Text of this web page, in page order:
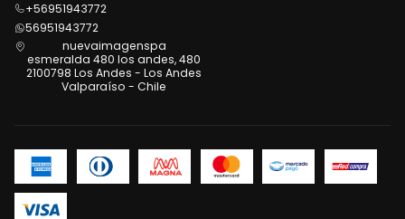
+56951943772
56951943772
nuevaimagenspa
esmeralda 480 los andes, 480
2100798 Los Andes - Los Andes
Valparaíso - Chile